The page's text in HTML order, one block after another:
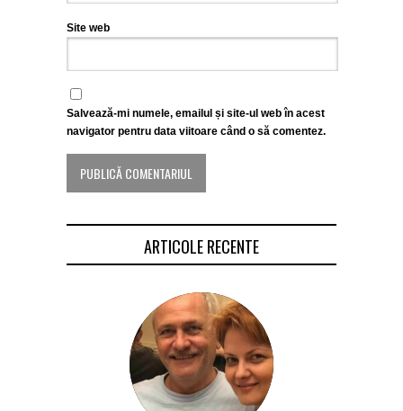
Site web
Salvează-mi numele, emailul și site-ul web în acest
navigator pentru data viitoare când o să comentez.
ARTICOLE RECENTE